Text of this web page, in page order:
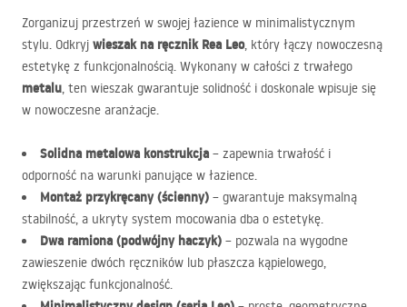
Zorganizuj przestrzeń w swojej łazience w minimalistycznym
stylu. Odkryj wieszak na ręcznik Rea Leo, który łączy nowoczesną
estetykę z funkcjonalnością. Wykonany w całości z trwałego
metalu, ten wieszak gwarantuje solidność i doskonale wpisuje się
w nowoczesne aranżacje.
Solidna metalowa konstrukcja – zapewnia trwałość i
odporność na warunki panujące w łazience.
Montaż przykręcany (ścienny) – gwarantuje maksymalną
stabilność, a ukryty system mocowania dba o estetykę.
Dwa ramiona (podwójny haczyk) – pozwala na wygodne
zawieszenie dwóch ręczników lub płaszcza kąpielowego,
zwiększając funkcjonalność.